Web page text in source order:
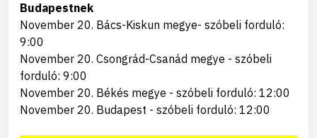
Budapestnek
November 20. Bács-Kiskun megye- szóbeli forduló:
9:00
November 20. Csongrád-Csanád megye - szóbeli
forduló: 9:00
November 20. Békés megye - szóbeli forduló: 12:00
November 20. Budapest - szóbeli forduló: 12:00